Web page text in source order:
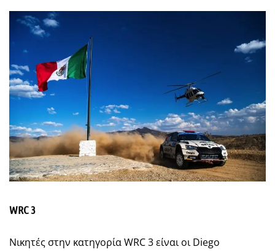
WRC 3
Νικητές στην κατηγορία WRC 3 είναι οι Diego